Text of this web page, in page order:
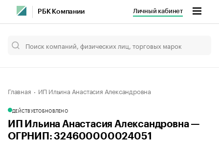
РБК Компании Личный кабинет
Главная ИП Ильина Анастасия Александровна
ДЕЙСТВУЕТОБНОВЛЕНО
ИП Ильина Анастасия Александровна —
ОГРНИП: 324600000024051